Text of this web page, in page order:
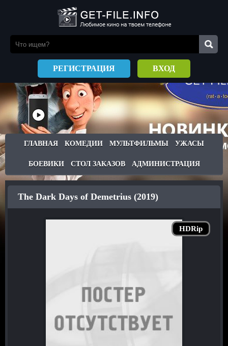
РЕГИСТРАЦИЯ ВХОД
ГЛАВНАЯ КОМЕДИИ МУЛЬТФИЛЬМЫ УЖАСЫ
БОЕВИКИ СТОЛ ЗАКАЗОВ АДМИНИСТРАЦИЯ
HDRip
The Dark Days of Demetrius (2019)